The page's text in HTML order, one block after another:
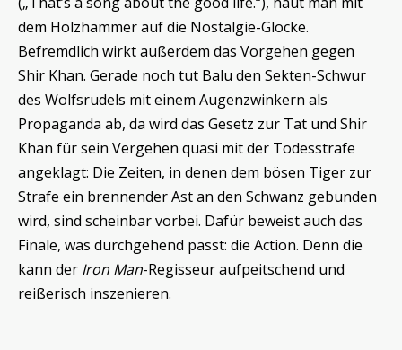
dem Holzhammer auf die Nostalgie-Glocke.
Befremdlich wirkt außerdem das Vorgehen gegen
Shir Khan. Gerade noch tut Balu den Sekten-Schwur
des Wolfsrudels mit einem Augenzwinkern als
Propaganda ab, da wird das Gesetz zur Tat und Shir
Khan für sein Vergehen quasi mit der Todesstrafe
angeklagt: Die Zeiten, in denen dem bösen Tiger zur
Strafe ein brennender Ast an den Schwanz gebunden
wird, sind scheinbar vorbei. Dafür beweist auch das
Finale, was durchgehend passt: die Action. Denn die
kann der Iron Man-Regisseur aufpeitschend und
reißerisch inszenieren.